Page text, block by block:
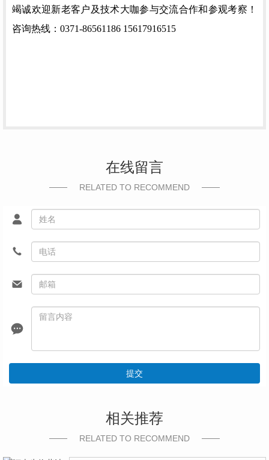
竭诚欢迎新老客户及技术大咖参与交流合作和参观考察！
咨询热线： 0371-86561186 15617916515
在线留言
RELATED TO RECOMMEND
提交
相关推荐
RELATED TO RECOMMEND